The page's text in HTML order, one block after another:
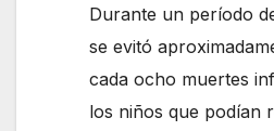
Durante un período
se evitó
cada ocho muertes
los niños que podían